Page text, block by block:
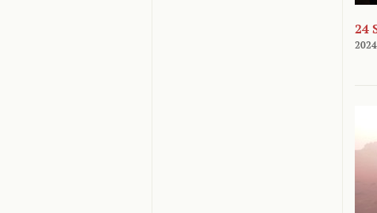
24
2024